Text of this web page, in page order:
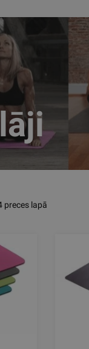
preces lapā